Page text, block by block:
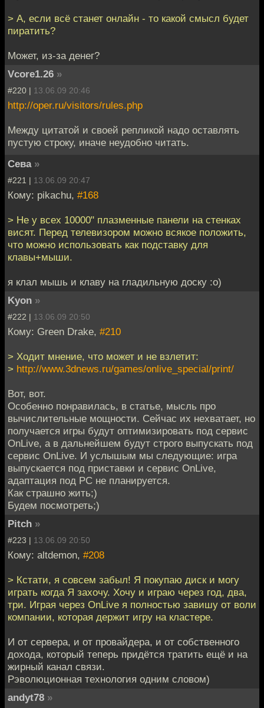
> А, если всё станет онлайн - то какой смысл будет
пиратить?
Может, из-за денег?
Vcore1.26 »
#220 | 13.06.09 20:46
http://oper.ru/visitors/rules.php
Между цитатой и своей репликой надо оставлять
пустую строку, иначе неудобно читать.
Сева »
#221 | 13.06.09 20:47
Кому: pikachu, #168
> Не у всех 10000" плазменные панели на стенках
висят. Перед телевизором можно всякое положить,
что можно использовать как подставку для
клавы+мыши.
я клал мышь и клаву на гладильную доску :о)
Kyon »
#222 | 13.06.09 20:50
Кому: Green Drake, #210
> Ходит мнение, что может и не взлетит:
> http://www.3dnews.ru/games/onlive_special/print/
Вот, вот.
Особенно понравилась, в статье, мысль про
вычислительные мощности. Сейчас их нехватает, но
получается игры будут оптимизировать под сервис
OnLive, а в дальнейшем будут строго выпускать под
сервис OnLive. И услышым мы следующие: игра
выпускается под приставки и сервис OnLive,
адаптация под PC не планируется.
Как страшно жить;)
Будем посмотреть;)
Pitch »
#223 | 13.06.09 20:50
Кому: altdemon, #208
> Кстати, я совсем забыл! Я покупаю диск и могу
играть когда Я захочу. Хочу и играю через год, два,
три. Играя через OnLive я полностью завишу от воли
компании, которая держит игру на кластере.
И от сервера, и от провайдера, и от собственного
дохода, который теперь придётся тратить ещё и на
жирный канал связи.
Рэволюционная технология одним словом)
andyt78 »